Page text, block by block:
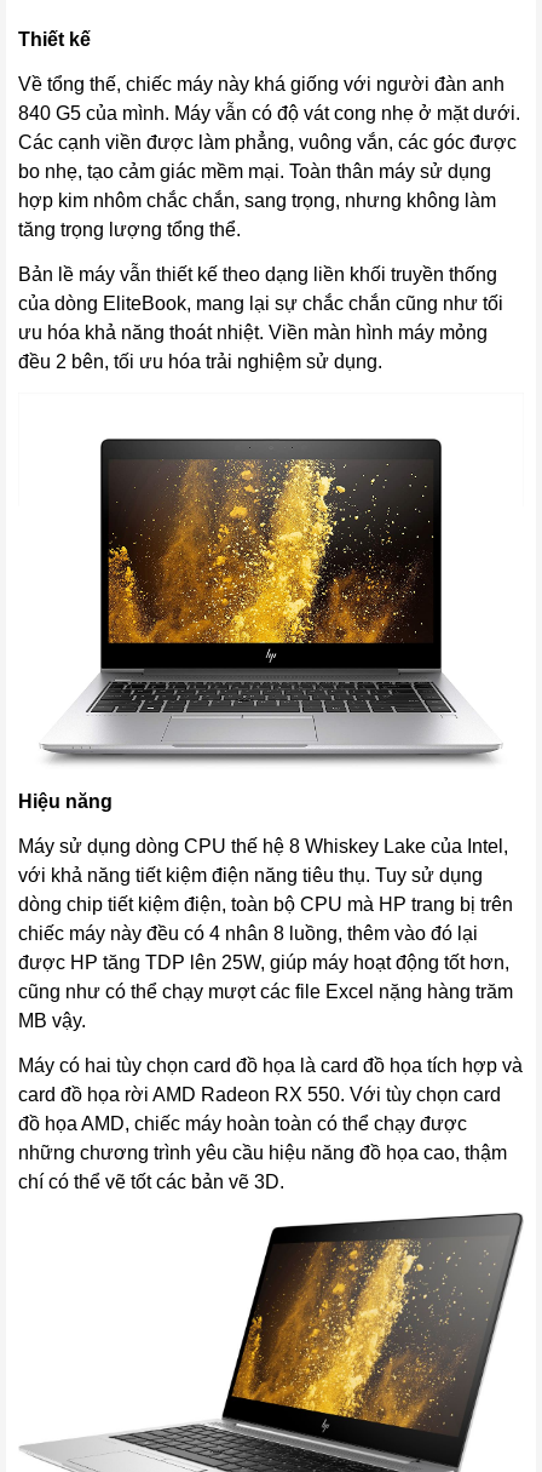
Thiết kế
Về tổng thế, chiếc máy này khá giống với người đàn anh
840 G5 của mình. Máy vẫn có độ vát cong nhẹ ở mặt dưới.
Các cạnh viền được làm phẳng, vuông vắn, các góc được
bo nhẹ, tạo cảm giác mềm mại. Toàn thân máy sử dụng
hợp kim nhôm chắc chắn, sang trọng, nhưng không làm
tăng trọng lượng tổng thể.
Bản lề máy vẫn thiết kế theo dạng liền khối truyền thống
của dòng EliteBook, mang lại sự chắc chắn cũng như tối
ưu hóa khả năng thoát nhiệt. Viền màn hình máy mỏng
đều 2 bên, tối ưu hóa trải nghiệm sử dụng.
Hiệu năng
Máy sử dụng dòng CPU thế hệ 8 Whiskey Lake của Intel,
với khả năng tiết kiệm điện năng tiêu thụ. Tuy sử dụng
dòng chip tiết kiệm điện, toàn bộ CPU mà HP trang bị trên
chiếc máy này đều có 4 nhân 8 luồng, thêm vào đó lại
được HP tăng TDP lên 25W, giúp máy hoạt động tốt hơn,
cũng như có thể chạy mượt các file Excel nặng hàng trăm
MB vậy.
Máy có hai tùy chọn card đồ họa là card đồ họa tích hợp và
card đồ họa rời AMD Radeon RX 550. Với tùy chọn card
đồ họa AMD, chiếc máy hoàn toàn có thể chạy được
những chương trình yêu cầu hiệu năng đồ họa cao, thậm
chí có thể vẽ tốt các bản vẽ 3D.